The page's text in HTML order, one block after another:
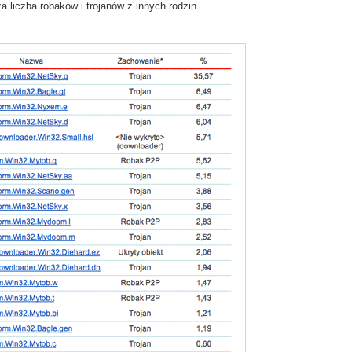
liczba robaków i trojanów z innych rodzin.